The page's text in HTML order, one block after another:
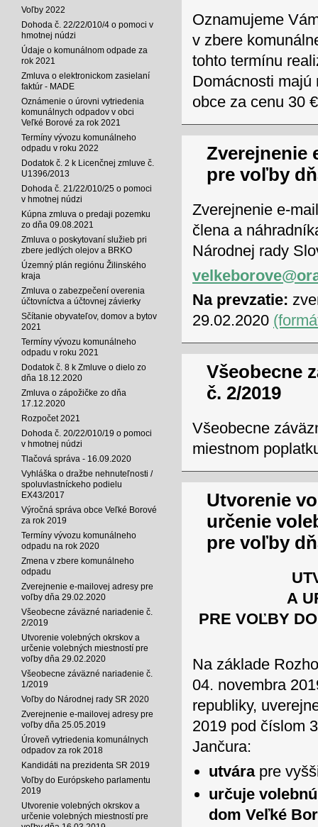
Voľby 2022
Dohoda č. 22/22/010/4 o pomoci v
hmotnej núdzi
Údaje o komunálnom odpade za
rok 2021
Zmluva o elektronickom zasielaní
faktúr - MADE
Oznámenie o úrovni vytriedenia
komunálnych odpadov v obci
Veľké Borové za rok 2021
Termíny vývozu komunálneho
odpadu v roku 2022
Dodatok č. 2 k Licenčnej zmluve č.
U1396/2013
Dohoda č. 21/22/010/25 o pomoci
v hmotnej núdzi
Kúpna zmluva o predaji pozemku
zo dňa 09.08.2021
Zmluva o poskytovaní služieb pri
zbere jedlých olejov a BRKO
Územný plán regiónu Žilinského
kraja
Zmluva o zabezpečení overenia
účtovníctva a účtovnej závierky
Sčítanie obyvateľov, domov a bytov
2021
Termíny vývozu komunálneho
odpadu v roku 2021
Dodatok č. 8 k Zmluve o dielo zo
dňa 18.12.2020
Zmluva o zápožičke zo dňa
17.12.2020
Rozpočet 2021
Dohoda č. 20/22/010/19 o pomoci
v hmotnej núdzi
Tlačová správa - 16.09.2020
Vyhláška o dražbe nehnuteľnosti /
spoluvlastníckeho podielu
EX43/2017
Výročná správa obce Veľké Borové
za rok 2019
Termíny vývozu komunálneho
odpadu na rok 2020
Zmena v zbere komunálneho
odpadu
Zverejnenie e-mailovej adresy pre
voľby dňa 29.02.2020
Všeobecne záväzné nariadenie č.
2/2019
Utvorenie volebných okrskov a
určenie volebných miestností pre
voľby dňa 29.02.2020
Všeobecne záväzné nariadenie č.
1/2019
Voľby do Národnej rady SR 2020
Zverejnenie e-mailovej adresy pre
voľby dňa 25.05.2019
Úroveň vytriedenia komunálnych
odpadov za rok 2018
Kandidáti na prezidenta SR 2019
Voľby do Európskeho parlamentu
2019
Utvorenie volebných okrskov a
určenie volebných miestností pre
Oznamujeme
v zbere
tohto termínu
Domácnosti
obce za cenu 30
Zverejnenie
pre voľby
Zverejnenie e-
člena a
Národnej rady
Na prevzatie:
29.02.2020
Všeobecne
č. 2/2019
Všeobecne
miestnom
Utvorenie
určenie
pre voľby
A
PRE VOĽBY
Na základe
04. novembra
republiky,
2019 pod číslom
Jančura:
utvárapre
určuje
dom Veľké